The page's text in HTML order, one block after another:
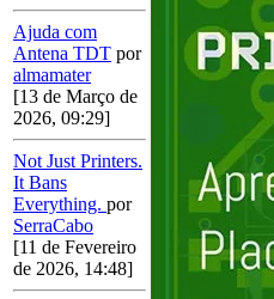
Ajuda com
Antena TDT por
almamater
[13 de Março de
2026, 09:29]
Not Just Printers.
It Bans
Everything. por
SerraCabo
[11 de Fevereiro
de 2026, 14:48]